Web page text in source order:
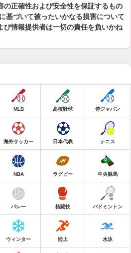
の正確性および安全性を保証するもの
基づいて被ったいかなる損害について
び情報提供者は一切の責任を負いかね
MLB 高校野球 侍ジャパン
海外サッカー 日本代表 テニス
NBA ラグビー 中央競馬
バレー 格闘技 バドミントン
ウィンター 陸上 水泳